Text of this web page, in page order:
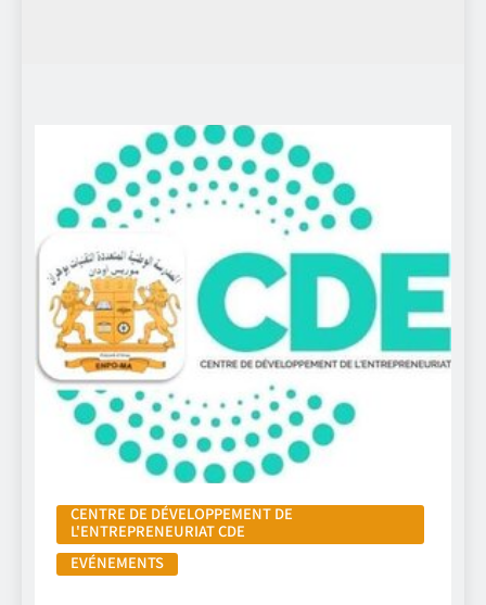
CENTRE DE DÉVELOPPEMENT DE
L'ENTREPRENEURIAT CDE
EVÉNEMENTS